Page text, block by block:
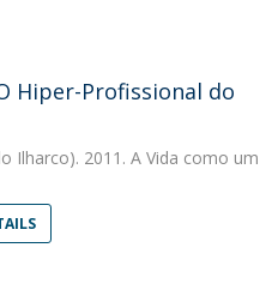
Hiper-Profissional do
Ilharco). 2011. A Vida como um